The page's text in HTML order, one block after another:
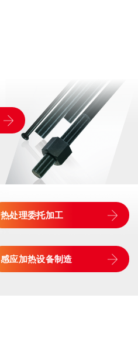
热处理委托加工
感应加热设备制造